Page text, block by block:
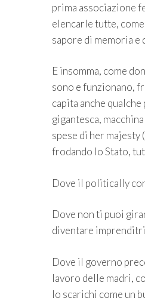
prima associazione
elencarle tutte,
sapore di memoria
E insomma, come
sono e funzionano,
capita anche
gigantesca,
spese di her
frodando lo Stato,
Dove il politically
Dove non ti puoi
diventare
Dove il governo
lavoro delle madri,
lo scarichi come un